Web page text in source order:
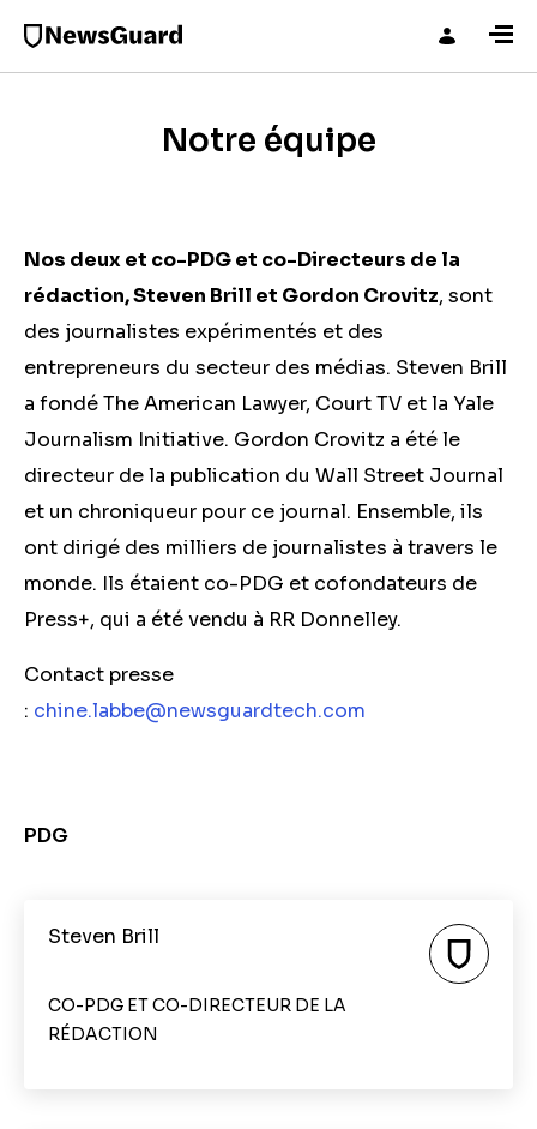
Notre équipe
Nos deux et co-PDG et co-Directeurs de la
rédaction, Steven Brill et Gordon Crovitz, sont
des journalistes expérimentés et des
entrepreneurs du secteur des médias. Steven Brill
a fondé The American Lawyer, Court TV et la Yale
Journalism Initiative. Gordon Crovitz a été le
directeur de la publication du Wall Street Journal
et un chroniqueur pour ce journal. Ensemble, ils
ont dirigé des milliers de journalistes à travers le
monde. Ils étaient co-PDG et cofondateurs de
Press+, qui a été vendu à RR Donnelley.
Contact presse
: chine.labbe@newsguardtech.com
PDG
Steven Brill
CO-PDG ET CO-DIRECTEUR DE LA
RÉDACTION